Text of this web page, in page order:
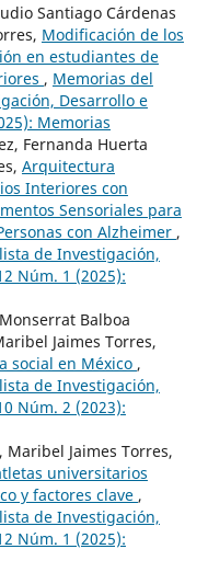
Santiago Cárdenas
Modificación de los
en estudiantes de
, Memorias del
Desarrollo e
Memorias
Fernanda Huerta
Arquitectura
Interiores con
Sensoriales para
con Alzheimer ,
de Investigación,
Núm. 1 (2025):
Balboa
Jaimes Torres,
social en México ,
de Investigación,
Núm. 2 (2023):
Maribel Jaimes Torres,
universitarios
y factores clave ,
de Investigación,
Núm. 1 (2025):